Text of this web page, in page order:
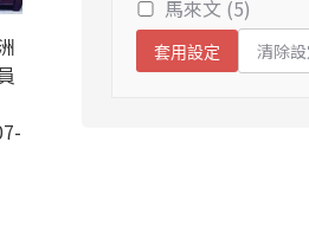
馬來文 (5)
套用設定 清除